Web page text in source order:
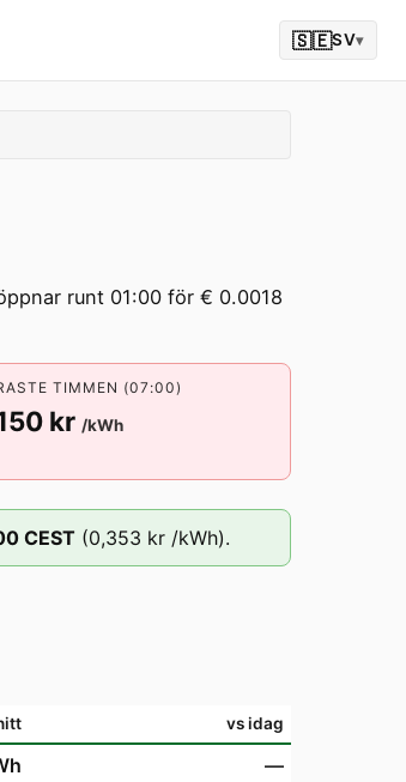
🇸🇪SV▾
runt 01:00 för € 0.0018
TIMMEN (07:00)
kr /kWh
CEST (0,353 kr /kWh).
vs idag
—